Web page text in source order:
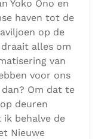
Yoko Ono en
haven tot de
op de
alles om
van
voor ons
Om dat te
deuren
ik behalve de
Nieuwe